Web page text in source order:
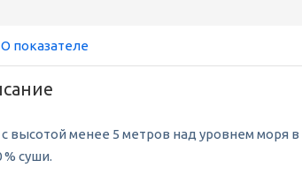
| О показателе
высотой менее 5 метров над уровнем моря в
суши.